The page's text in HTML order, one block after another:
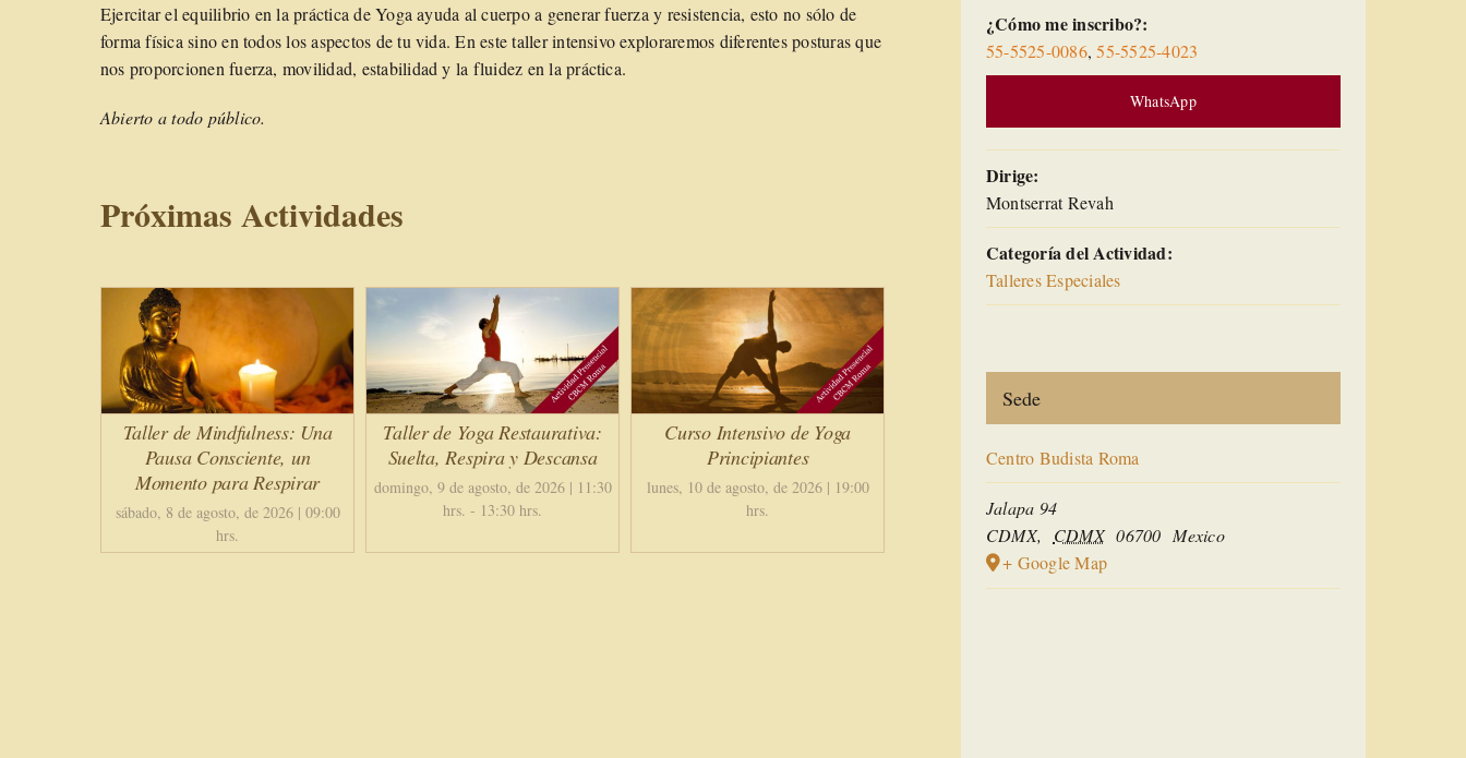
Ejercitar el equilibrio en la práctica de Yoga ayuda al cuerpo a generar fuerza y resistencia, esto no sólo de
forma física sino en todos los aspectos de tu vida. En este taller intensivo exploraremos diferentes posturas que
nos proporcionen fuerza, movilidad, estabilidad y la fluidez en la práctica.
Abierto a todo público.
Próximas Actividades
Taller de Mindfulness: Una
Pausa Consciente, un
Momento para Respirar
sábado, 8 de agosto, de 2026 | 09:00
hrs.
Taller de Yoga Restaurativa:
Suelta, Respira y Descansa
domingo, 9 de agosto, de 2026 | 11:30
hrs. - 13:30 hrs.
Curso Intensivo de Yoga
Principiantes
lunes, 10 de agosto, de 2026 | 19:00
hrs.
¿Cómo me inscribo?:
55-5525-0086,55-5525-4023
WhatsApp
Dirige:
Montserrat Revah
Categoría del Actividad:
Talleres Especiales
Sede
Centro Budista Roma
Jalapa 94
CDMX, CDMX 06700 Mexico
+ Google Map